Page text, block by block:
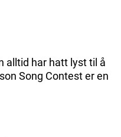
alltid har hatt lyst til å
Song Contest er en